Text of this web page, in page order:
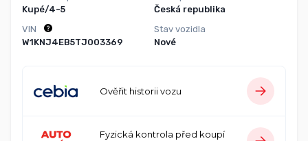
Kupé/4-5
Česká republika
VIN
W1KNJ4EB5TJ003369
Stav vozidla
Nové
Ověřit historii vozu
Fyzická kontrola před koupí